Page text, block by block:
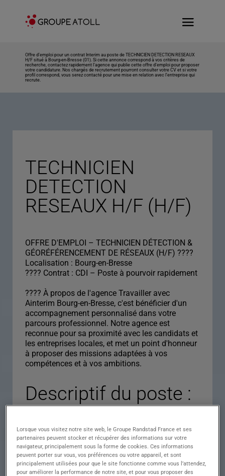
Offre d’emploi pour un contrat Interim au poste de TECHNICIEN DETECTION RESEAUX
H/F situé à Bourg-en-Bresse (01). Si cette annonce correspond à vos critères de
recherche, contactez rapidement l’agence qui publie cette offre d’emploi pour proposer
votre candidature. Nos chargés de recrutement pourront consulter votre CV et si votre
profil correspond, vous serez contacté pour une mise en relation avec l’entreprise qui
recrute.
TECHNICIEN
DETECTION
RESEAUX H/F (H/F)
OFFRE D'EMPLOI – TECHNICIEN DÉTECTION &
GÉORÉFÉRENCEMENT DE RÉSEAUX (H/F) ????
Localisation : Bourg-en-Bresse
???? Contrat : CDI – Poste à pourvoir rapidement
???? À propos de l'agence Travailler avec
Ainterim Bourg-en-Bresse, c'est bénéficier d'un
accompagnement personnalisé dans votre
parcours professionnel. Notre agence est
reconnue pour sa proximité avec les candidats et
les entreprises locales, et met un point d'honneur
à proposer des missions adaptées à vos
compétences et à vos ambitions.
Descriptif du poste :
TECHNICIEN
DETECTION
RESEAUX H/F
Lorsque vous visitez notre site web, le Groupe Randstad France et ses
partenaires peuvent stocker et récupérer des informations sur votre
navigateur, principalement sous la forme de cookies. Ces informations
peuvent porter sur vous, vos préférences ou votre appareil, et sont
principalement utilisées pour que le site fonctionne comme vous l’attendez,
pour améliorer la performance de notre site, et pour vous proposer des